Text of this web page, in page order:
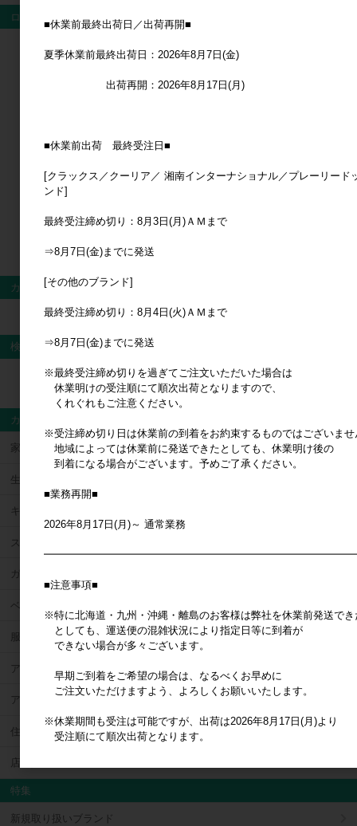
ログイン
ログイン
新規会員登録
カート
カートは空です
検索
検索
カテゴリ
家具・インテリア
生活雑貨
キッチン雑貨
ステーショナリー雑貨
ガーデニング・エクステリア
ベビー・キッズ用品
服飾雑貨
アクセサリー雑貨
アウトドア・レジャー用品
住宅関連
店舗資材・ラッピング用品
特集
新規取り扱いブランド
■休業前最終出荷日／出荷再開■
夏季休業前最終出荷日：2026年8月7日(金)
出荷再開：2026年8月17日(月)
■休業前出荷 最終受注日■
[クラックス／クーリア／ 湘南インターナショナル／プレーリード
ンド]
最終受注締め切り：8月3日(月)ＡＭまで
⇒8月7日(金)までに発送
[その他のブランド]
最終受注締め切り：8月4日(火)ＡＭまで
⇒8月7日(金)までに発送
※最終受注締め切りを過ぎてご注文いただいた場合は
休業明けの受注順にて順次出荷となりますので、
くれぐれもご注意ください。
※受注締め切り日は休業前の到着をお約束するものではございませ
地域によっては休業前に発送できたとしても、休業明け後の
到着になる場合がございます。予めご了承ください。
■業務再開■
2026年8月17日(月)～ 通常業務
■注意事項■
※特に北海道・九州・沖縄・離島のお客様は弊社を休業前発送でき
としても、運送便の混雑状況により指定日等に到着が
できない場合が多々ございます。
早期ご到着をご希望の場合は、なるべくお早めに
ご注文いただけますよう、よろしくお願いいたします。
※休業期間も受注は可能ですが、出荷は2026年8月17日(月)より
受注順にて順次出荷となります。